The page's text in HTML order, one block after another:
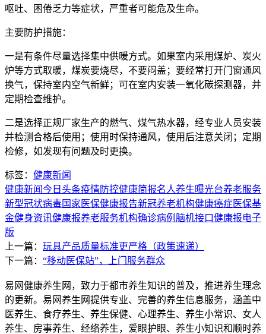
呕吐、困倦乏力等症状，严重者可能危及生命。
主要防护措施：
一是有条件尽量选择集中供暖方式。如果室内采用煤炉、炭火
炉等方式取暖，煤炭要烧尽，不要闷盖；要经常打开门窗通风
换气，保持室内空气新鲜；可在室内安装一氧化碳探测器，并
定期检查维护。
二是选择正规厂家生产的燃气、煤气热水器，经专业人员安装
并检测合格后使用；使用时保持通风，使用后注意关闭；定期
检修，如发现有问题及时更换。
标签： 健康新闻
健康新闻今日头条疫情防控健康简报名人养生曝光台养老服务
新型冠状病毒国家医保健康报告新冠养老机构健康癌症医保基
金健身资讯健康报养老服务机构确诊病例 脑机接口健康报电子
版
上一篇： 玩具产品质量标准更严格（政策速递）
下一篇： “移动医保站”，上门服务群众
易网健康养生网，致力于都市养生知识的普及，推进养生理念
的更新。易网养生网提供专业、完善的养生信息服务，涵盖中
医养生、食疗养生、养生保健、心理养生、养生小常识、女人
养生、房事养生、经络养生，爱眼护眼、养生小知识和顺时养